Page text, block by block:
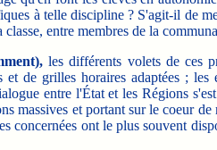
à telle discipline ? S'agit-il de
entre membres de la
les différents volets de ces
de grilles horaires adaptées ;
entre l'État et les Régions
massives et portant sur le coeur
concernées ont le plus souvent